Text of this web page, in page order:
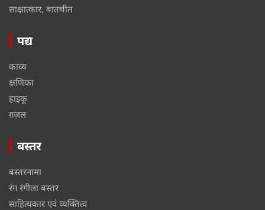
साक्षात्कार, बातचीत
पद्य
काव्य
क्षणिका
हाइकू
ग़ज़ल
बस्तर
बस्तरनामा
रंग रंगीला बस्तर
साहित्यकार एवं व्यक्तित्व